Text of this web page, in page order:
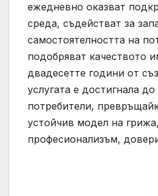
ежедневно оказват
среда, съдействат за
самостоятелността на
подобряват качеството
двадесетте години от
услугата е достигнала до
потребители,
устойчив модел на
професионализъм,